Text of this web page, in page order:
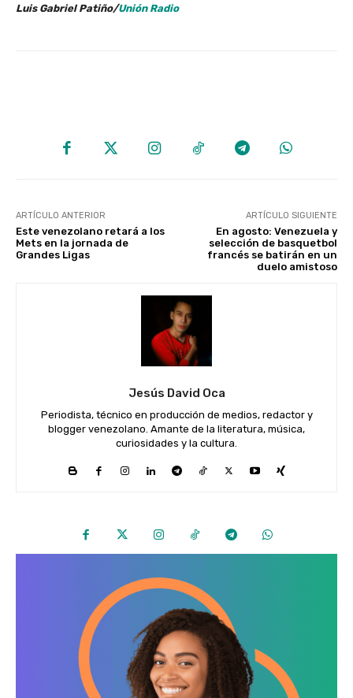
Luis Gabriel Patiño/Unión Radio
ARTÍCULO ANTERIOR
Este venezolano retará a los
Mets en la jornada de
Grandes Ligas
ARTÍCULO SIGUIENTE
En agosto: Venezuela y
selección de basquetbol
francés se batirán en un
duelo amistoso
Jesús David Oca
Periodista, técnico en producción de medios, redactor y
blogger venezolano. Amante de la literatura, música,
curiosidades y la cultura.